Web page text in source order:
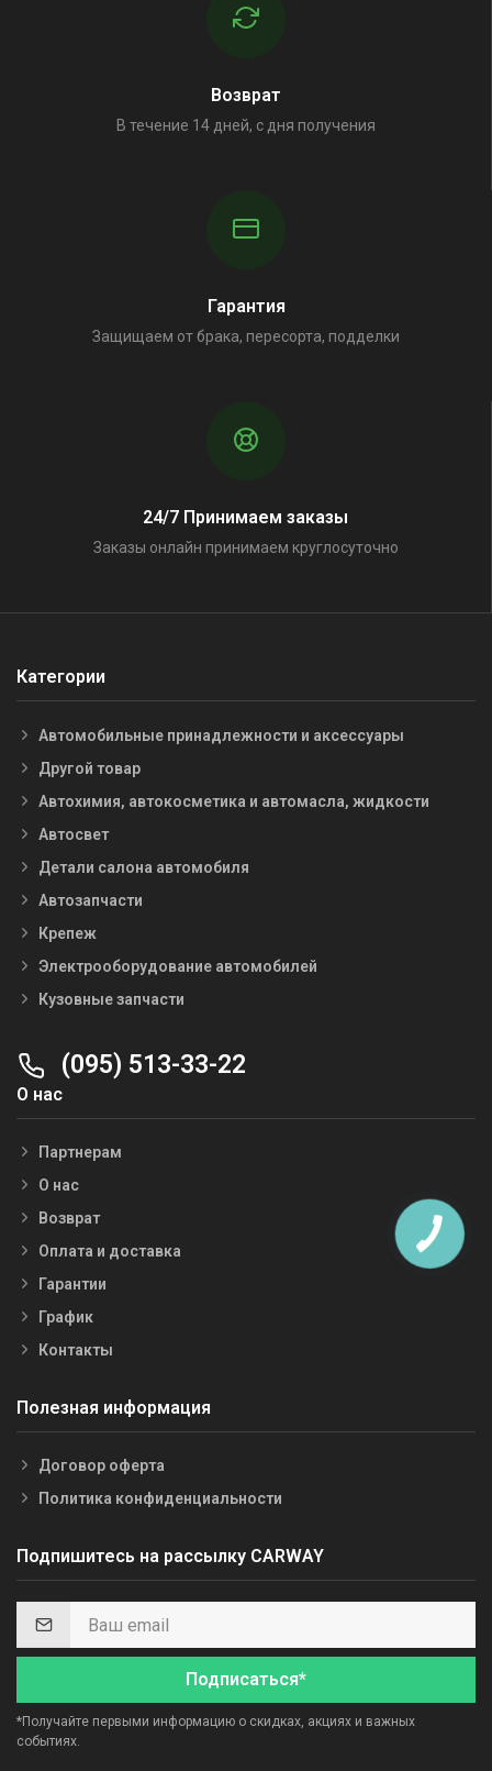
Возврат
В течение 14 дней, с дня получения
Гарантия
Защищаем от брака, пересорта, подделки
24/7 Принимаем заказы
Заказы онлайн принимаем круглосуточно
Категории
Автомобильные принадлежности и аксессуары
Другой товар
Автохимия, автокосметика и автомасла, жидкости
Автосвет
Детали салона автомобиля
Автозапчасти
Крепеж
Электрооборудование автомобилей
Кузовные запчасти
(095) 513-33-22
О нас
Партнерам
О нас
Возврат
Оплата и доставка
Гарантии
График
Контакты
Полезная информация
Договор оферта
Политика конфиденциальности
Подпишитесь на рассылку CARWAY
Подписаться*
*Получайте первыми информацию о скидках, акциях и важных
событиях.